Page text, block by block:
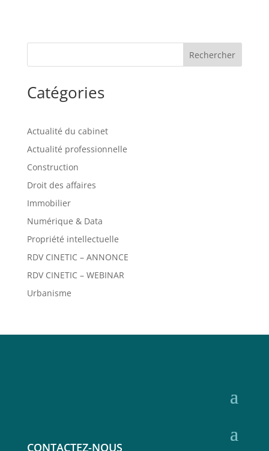
Rechercher
Catégories
Actualité du cabinet
Actualité professionnelle
Construction
Droit des affaires
Immobilier
Numérique & Data
Propriété intellectuelle
RDV CINETIC – ANNONCE
RDV CINETIC – WEBINAR
Urbanisme
CONTACTEZ-NOUS